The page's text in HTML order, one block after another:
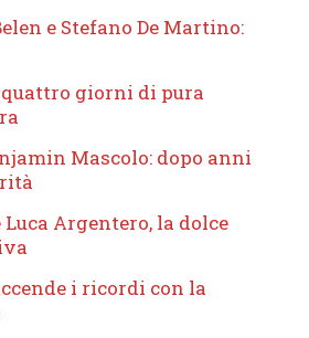
e Stefano De Martino:
giorni di pura
Mascolo: dopo anni
Argentero, la dolce
i ricordi con la